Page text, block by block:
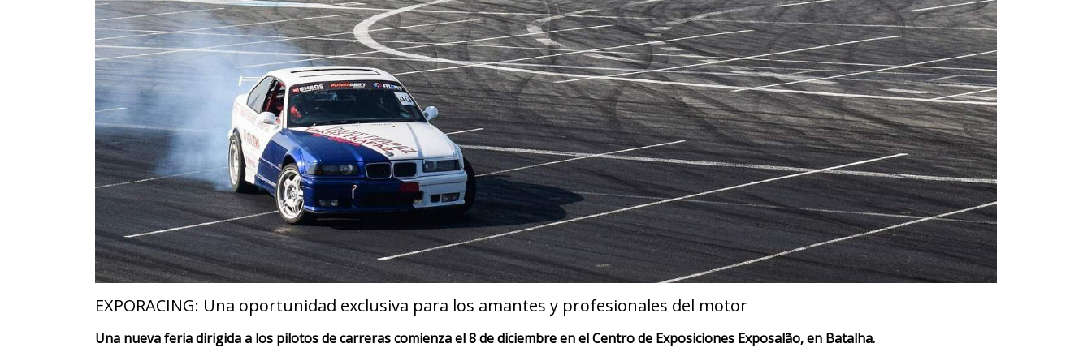
EXPORACING: Una oportunidad exclusiva para los amantes y profesionales del motor
Una nueva feria dirigida a los pilotos de carreras comienza el 8 de diciembre en el Centro de Exposiciones Exposalão, en Batalha.